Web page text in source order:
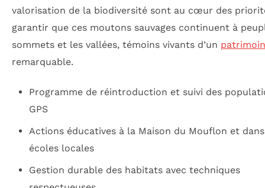
valorisation de la biodiversité sont au cœur des
garantir que ces moutons sauvages continuent à
sommets et les vallées, témoins vivants d’un
remarquable.
Programme de réintroduction et suivi des
GPS
Actions éducatives à la Maison du Mouflon et
écoles locales
Gestion durable des habitats avec techniques